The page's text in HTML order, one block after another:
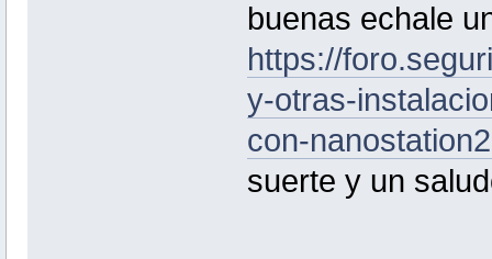
buenas echale
https://
y-otras-
con-
suerte y un